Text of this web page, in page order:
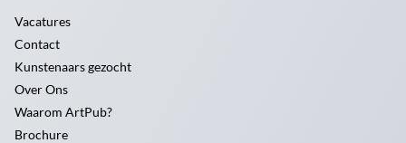
Vacatures
Contact
Kunstenaars gezocht
Over Ons
Waarom ArtPub?
Brochure